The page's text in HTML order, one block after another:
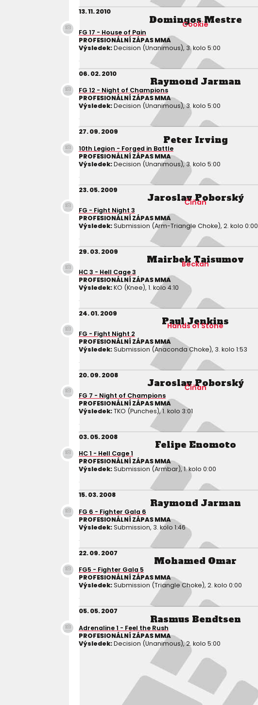
13. 11. 2010
Domingos Mestre
Cookie
FG 17 - House of Pain
PROFESIONÁLNÍ ZÁPAS MMA
Výsledek:Decision (Unanimous), 3. kolo 5:00
06. 02. 2010
Raymond Jarman
FG 12 - Night of Champions
PROFESIONÁLNÍ ZÁPAS MMA
Výsledek:Decision (Unanimous), 3. kolo 5:00
27. 09. 2009
Peter Irving
10th Legion - Forged in Battle
PROFESIONÁLNÍ ZÁPAS MMA
Výsledek:Decision (Unanimous), 3. kolo 5:00
23. 05. 2009
Jaroslav Poborský
Číňan
FG - Fight Night 3
PROFESIONÁLNÍ ZÁPAS MMA
Výsledek:Submission (Arm-Triangle Choke), 2. kolo 0:00
29. 03. 2009
Mairbek Taisumov
Beckan
HC 3 - Hell Cage 3
PROFESIONÁLNÍ ZÁPAS MMA
Výsledek:KO (Knee), 1. kolo 4:10
24. 01. 2009
Paul Jenkins
Hands of Stone
FG - Fight Night 2
PROFESIONÁLNÍ ZÁPAS MMA
Výsledek:Submission (Anaconda Choke), 3. kolo 1:53
20. 09. 2008
Jaroslav Poborský
Číňan
FG 7 - Night of Champions
PROFESIONÁLNÍ ZÁPAS MMA
Výsledek:TKO (Punches), 1. kolo 3:01
03. 05. 2008
Felipe Enomoto
HC 1 - Hell Cage 1
PROFESIONÁLNÍ ZÁPAS MMA
Výsledek:Submission (Armbar), 1. kolo 0:00
15. 03. 2008
Raymond Jarman
FG 6 - Fighter Gala 6
PROFESIONÁLNÍ ZÁPAS MMA
Výsledek:Submission, 3. kolo 1:46
22. 09. 2007
Mohamed Omar
FG5 - Fighter Gala 5
PROFESIONÁLNÍ ZÁPAS MMA
Výsledek:Submission (Triangle Choke), 2. kolo 0:00
05. 05. 2007
Rasmus Bendtsen
Adrenaline 1 - Feel the Rush
PROFESIONÁLNÍ ZÁPAS MMA
Výsledek:Decision (Unanimous), 2. kolo 5:00